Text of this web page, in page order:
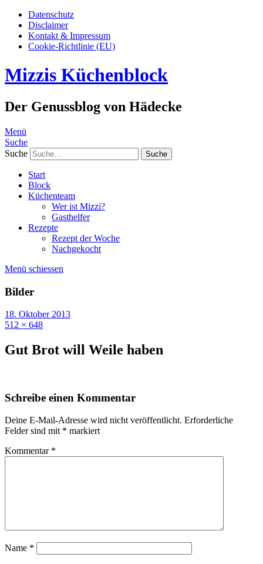
Datenschutz
Disclaimer
Kontakt & Impressum
Cookie-Richtlinie (EU)
Mizzis Küchenblock
Der Genussblog von Hädecke
Menü
Suche
Suche
Start
Block
Küchenteam
Wer ist Mizzi?
Gasthelfer
Rezepte
Rezept der Woche
Nachgekocht
Menü schiessen
Bilder
18. Oktober 2013
512 × 648
Gut Brot will Weile haben
Schreibe einen Kommentar
Deine E-Mail-Adresse wird nicht veröffentlicht. Erforderliche
Felder sind mit * markiert
Kommentar *
Name *